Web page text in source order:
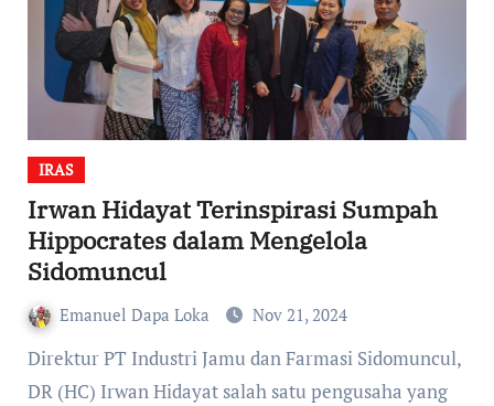
IRAS
Irwan Hidayat Terinspirasi Sumpah
Hippocrates dalam Mengelola
Sidomuncul
Emanuel Dapa Loka Nov 21, 2024
Direktur PT Industri Jamu dan Farmasi Sidomuncul,
DR (HC) Irwan Hidayat salah satu pengusaha yang